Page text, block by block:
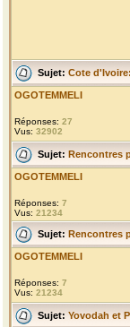
Sujet: Cote
OGOTEMMELI
Réponses: 27
Vus: 32902
Sujet: Rencontres
OGOTEMMELI
Réponses: 7
Vus: 21234
Sujet: Rencontres
OGOTEMMELI
Réponses: 7
Vus: 21234
Sujet: Yovodah et